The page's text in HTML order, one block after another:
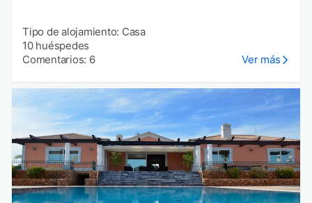
Tipo de alojamiento: Casa
10 huéspedes
Comentarios: 6
Ver más